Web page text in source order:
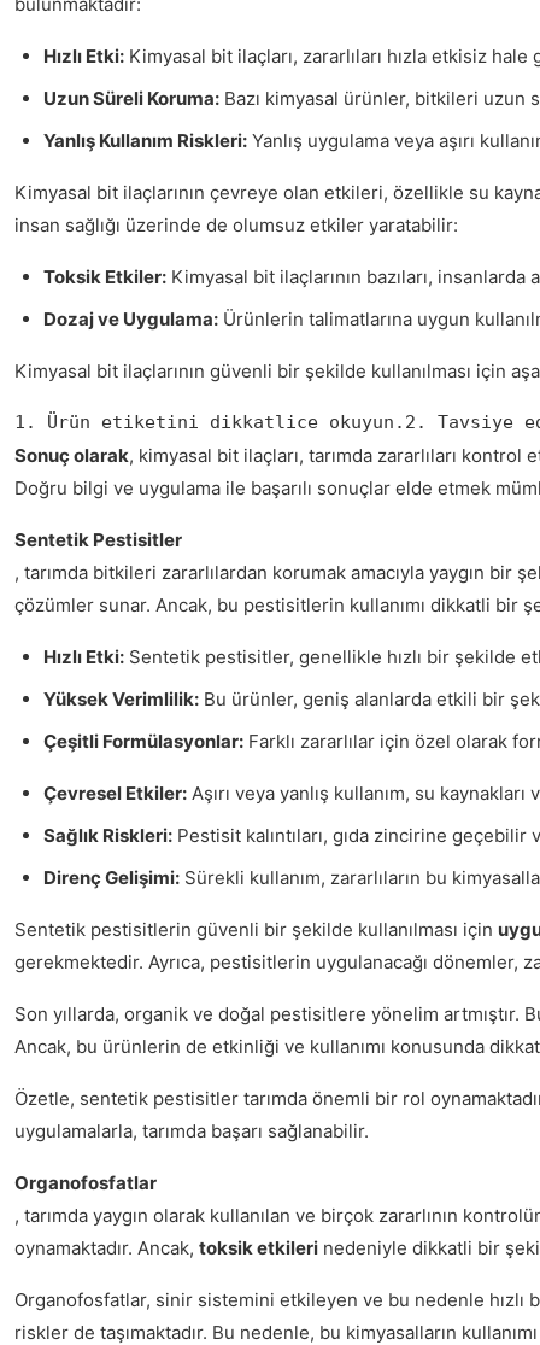
Hızlı Etki: Kimyasal bit ilaçları, zararlıları hızla etkisiz hale
Uzun Süreli Koruma: Bazı kimyasal ürünler, bitkileri uzun
Yanlış Kullanım Riskleri: Yanlış uygulama veya aşırı
Kimyasal bit ilaçlarının çevreye olan etkileri, özellikle su
insan sağlığı üzerinde de olumsuz etkiler yaratabilir:
Toksik Etkiler: Kimyasal bit ilaçlarının bazıları,
Dozaj ve Uygulama: Ürünlerin talimatlarına uygun
Kimyasal bit ilaçlarının güvenli bir şekilde kullanılması için
1. Ürün etiketini dikkatlice okuyun.2. Tavsiye
Sonuç olarak, kimyasal bit ilaçları, tarımda zararlıları kontrol
Doğru bilgi ve uygulama ile başarılı sonuçlar elde etmek
Sentetik Pestisitler
, tarımda bitkileri zararlılardan korumak amacıyla yaygın
çözümler sunar. Ancak, bu pestisitlerin kullanımı dikkatli bir
Hızlı Etki: Sentetik pestisitler, genellikle hızlı bir şekilde
Yüksek Verimlilik: Bu ürünler, geniş alanlarda etkili bir
Çeşitli Formülasyonlar: Farklı zararlılar için özel olarak
Çevresel Etkiler: Aşırı veya yanlış kullanım, su
Sağlık Riskleri: Pestisit kalıntıları, gıda zincirine geçebilir
Direnç Gelişimi: Sürekli kullanım, zararlıların bu
Sentetik pestisitlerin güvenli bir şekilde kullanılması için
gerekmektedir. Ayrıca, pestisitlerin uygulanacağı dönemler,
Son yıllarda, organik ve doğal pestisitlere yönelim
Ancak, bu ürünlerin de etkinliği ve kullanımı konusunda
Özetle, sentetik pestisitler tarımda önemli bir rol
uygulamalarla, tarımda başarı sağlanabilir.
Organofosfatlar
, tarımda yaygın olarak kullanılan ve birçok zararlının
oynamaktadır. Ancak, toksik etkileri nedeniyle dikkatli bir
Organofosfatlar, sinir sistemini etkileyen ve bu nedenle hızlı
riskler de taşımaktadır. Bu nedenle, bu kimyasalların